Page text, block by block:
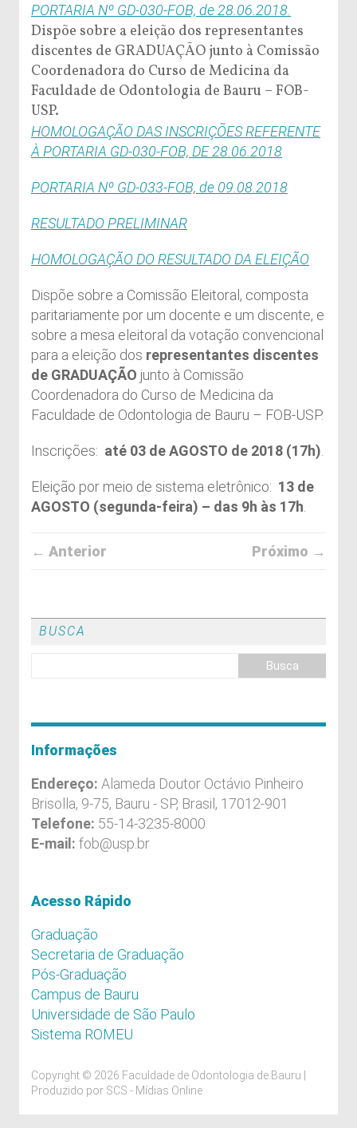
PORTARIA Nº GD-030-FOB, de 28.06.2018.
Dispõe sobre a eleição dos representantes
discentes de GRADUAÇÃO junto à Comissão
Coordenadora do Curso de Medicina da
Faculdade de Odontologia de Bauru – FOB-
USP.
HOMOLOGAÇÃO DAS INSCRIÇÕES REFERENTE
À PORTARIA GD-030-FOB, DE 28.06.2018
PORTARIA Nº GD-033-FOB, de 09.08.2018
RESULTADO PRELIMINAR
HOMOLOGAÇÃO DO RESULTADO DA ELEIÇÃO
Dispõe sobre a Comissão Eleitoral, composta
paritariamente por um docente e um discente, e
sobre a mesa eleitoral da votação convencional
para a eleição dos representantes discentes
de GRADUAÇÃO junto à Comissão
Coordenadora do Curso de Medicina da
Faculdade de Odontologia de Bauru – FOB-USP.
Inscrições: até 03 de AGOSTO de 2018 (17h)
Eleição por meio de sistema eletrônico: 13 de
AGOSTO (segunda-feira) – das 9h às 17h
← Anterior Próximo →
BUSCA
Informações
Endereço: Alameda Doutor Octávio Pinheiro
Brisolla, 9-75, Bauru - SP, Brasil, 17012-901
Telefone: 55-14-3235-8000
E-mail: fob@usp.br
Acesso Rápido
Graduação
Secretaria de Graduação
Pós-Graduação
Campus de Bauru
Universidade de São Paulo
Sistema ROMEU
Copyright © 2026 Faculdade de Odontologia de Bauru |
Produzido por SCS - Mídias Online